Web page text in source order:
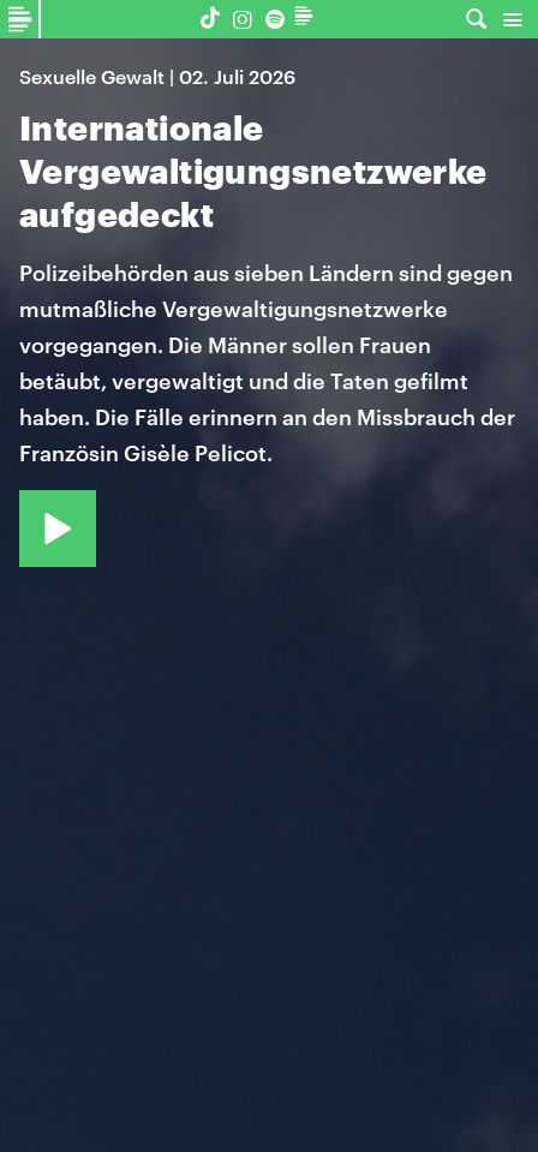
Sexuelle Gewalt | 02. Juli 2026
Internationale
Vergewaltigungsnetzwerke
aufgedeckt
Polizeibehörden aus sieben Ländern sind gegen
mutmaßliche Vergewaltigungsnetzwerke
vorgegangen. Die Männer sollen Frauen
betäubt, vergewaltigt und die Taten gefilmt
haben. Die Fälle erinnern an den Missbrauch der
Französin Gisèle Pelicot.